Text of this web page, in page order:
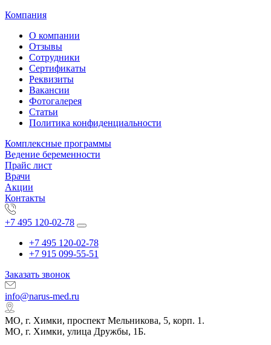
Компания
О компании
Отзывы
Сотрудники
Сертификаты
Реквизиты
Вакансии
Фотогалерея
Статьи
Политика конфиденциальности
Комплексные программы
Ведение беременности
Прайс лист
Врачи
Акции
Контакты
+7 495 120-02-78
+7 495 120-02-78
+7 915 099-55-51
Заказать звонок
info@narus-med.ru
МО, г. Химки, проспект Мельникова, 5, корп. 1.
МО, г. Химки, улица Дружбы, 1Б.